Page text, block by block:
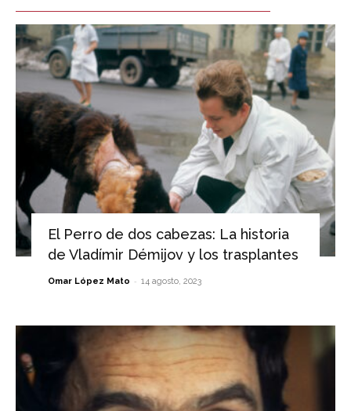
El Perro de dos cabezas: La historia
de Vladímir Démijov y los trasplantes
Omar López Mato - 14 agosto, 2023